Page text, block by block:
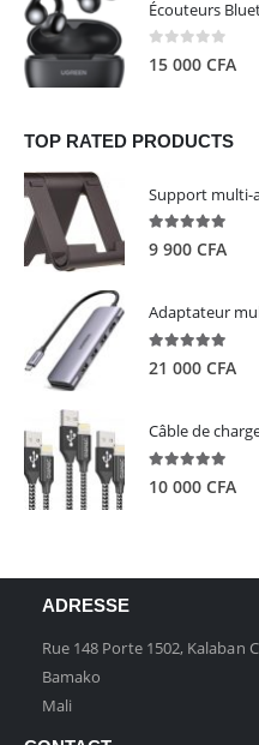
0 out of 5
15 000 CFA
TOP RATED PRODUCTS
5.00out of 5
9 900 CFA
5.00out of 5
21 000 CFA
5.00out of 5
10 000 CFA
ADRESSE
Rue 148 Porte 1502, Kalaban
Bamako
Mali